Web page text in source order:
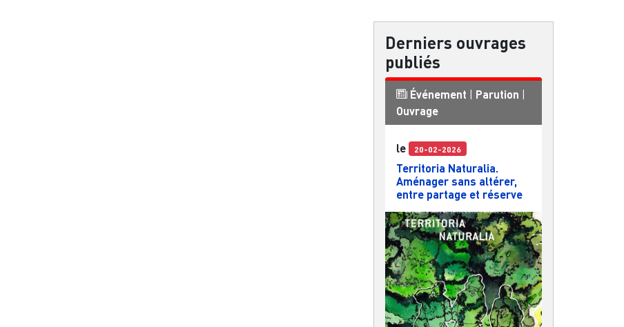
Derniers ouvrages
publiés
Événement | Parution |
Ouvrage
le 20-02-2026
Territoria Naturalia.
Aménager sans altérer,
entre partage et réserve